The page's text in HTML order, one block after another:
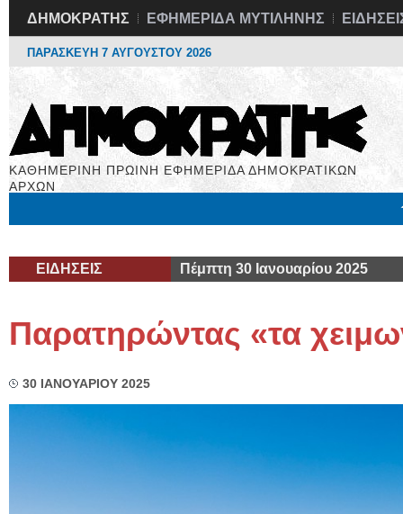
ΔΗΜΟΚΡΑΤΗΣ ΕΦΗΜΕΡΙΔΑ ΜΥΤΙΛΗΝΗΣ
ΠΑΡΑΣΚΕΥΗ 7 ΑΥΓΟΥΣΤΟΥ 2026
ΚΑΘΗΜΕΡΙΝΗ ΠΡΩΙΝΗ ΕΦΗΜΕΡΙΔΑ ΔΗΜΟΚΡΑΤΙΚΩΝ
ΑΡΧΩΝ
ΕΙΔΗΣΕΙΣ Πέμπτη 30 Ιανουαρίου 2025
Παρατηρώντας «τα
30 ΙΑΝΟΥΑΡΙΟΥ 2025